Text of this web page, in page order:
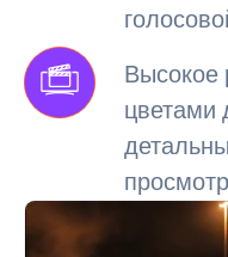
Высокое
цветами